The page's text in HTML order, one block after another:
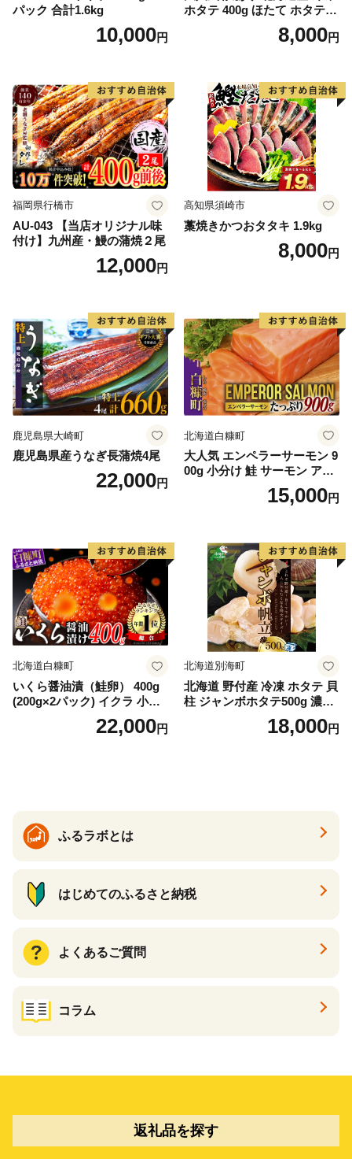
パック 合計1.6kg
10,000円
ホタテ 400g ほたて ホタテ
8,000円
福岡県行橋市
AU-043 【当店オリジナル味
付け】九州産・鰻の蒲焼２尾
12,000円
高知県須崎市
藁焼きかつおタタキ 1.9kg
8,000円
鹿児島県大崎町
鹿児島県産うなぎ長蒲焼4尾
22,000円
北海道白糠町
大人気 エンペラーサーモン 9
00g 小分け 鮭 サーモン アト
ランティックサーモン 水産
庁長官賞 受賞 さけ シャケ し
満足 美味しい 贈答 生食用 刺
身 お刺身 刺し身 魚介類 海鮮
冷凍 厚切り 薄切り ふるさと
納税 ふるさとチョイス チョ
イス 北海道 白糠町
15,000円
北海道白糠町
いくら醤油漬（鮭卵） 400g
(200g×2パック) イクラ 小分
け いくら醤油漬 鮭いくら い
くら醤油漬け 鮭 鮭卵 ikura
22,000円
北海道別海町
北海道 野付産 冷凍 ホタテ 貝
柱 ジャンボホタテ500g 濃厚
な旨味と甘み （ほたて ホタ
テ 帆立 貝柱 ホタテ貝柱 大玉
18,000円
ふるラボとは
はじめてのふるさと納税
よくあるご質問
コラム
返礼品を探す